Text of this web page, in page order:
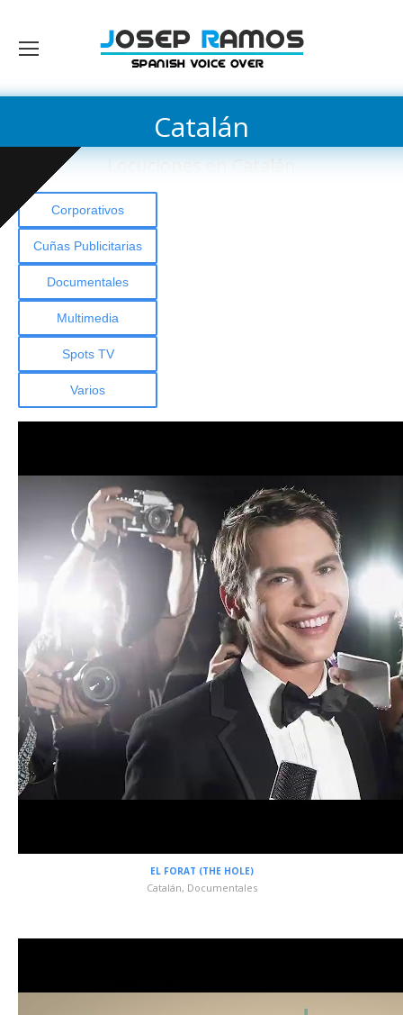
Catalán
Locuciones en Catalán
Corporativos
Cuñas Publicitarias
Documentales
Multimedia
Spots TV
Varios
EL FORAT (THE HOLE)
Catalán, Documentales